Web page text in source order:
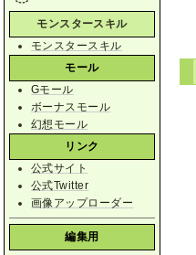
モンスタースキル
モンスタースキル
モール
Gモール
ボーナスモール
幻想モール
リンク
公式サイト
公式Twitter
画像アップローダー
編集用